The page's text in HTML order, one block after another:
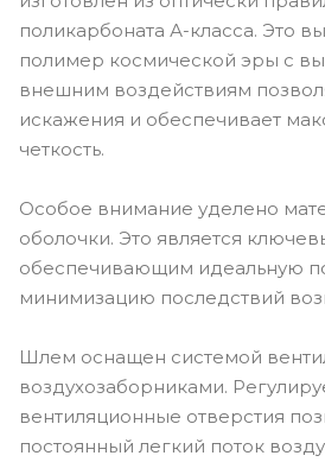
поликарбоната А-класса. Это
полимер космической эры с
внешним воздействиям
искажения и обеспечивает
четкость.
Особое внимание уделено
оболочки. Это является
обеспечивающим идеальную
минимизацию последствий
Шлем оснащен системой
воздухозаборниками.
вентиляционные отверстия
постоянный легкий поток